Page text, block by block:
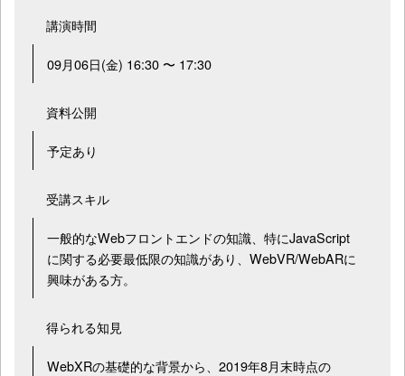
講演時間
09月06日(金) 16:30 〜 17:30
資料公開
予定あり
受講スキル
一般的なWebフロントエンドの知識、特にJavaScript
に関する必要最低限の知識があり、WebVR/WebARに
興味がある方。
得られる知見
WebXRの基礎的な背景から、2019年8月末時点の